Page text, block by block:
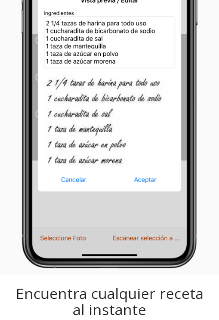
Encuentra cualquier receta
al instante